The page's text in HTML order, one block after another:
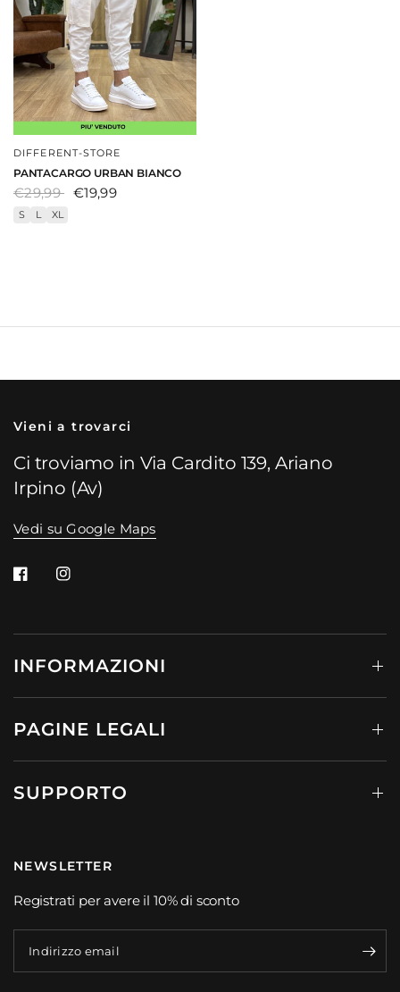
DAI UNO SGUARDO
DIFFERENT-STORE
PANTACARGO URBAN BIANCO
€29,99 €19,99
S L XL
Vieni a trovarci
Ci troviamo in Via Cardito 139, Ariano
Irpino (Av)
Vedi su Google Maps
INFORMAZIONI
PAGINE LEGALI
SUPPORTO
NEWSLETTER
Registrati per avere il 10% di sconto
Indirizzo email